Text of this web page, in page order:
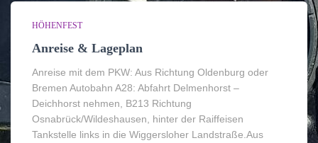
HÖHENFEST
Anreise & Lageplan
Anreise mit dem PKW: Aus Richtung Oldenburg oder
Bremen Autobahn A28: Abfahrt Delmenhorst –
Deichhorst nehmen, B213 Richtung
Osnabrück/Wildeshausen, hinter der Raiffeisen
Tankstelle links in die Wiggersloher Landstraße.Aus